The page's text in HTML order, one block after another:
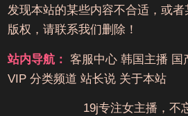
发现本站的某些内容不合适，或
版权，请联系我们删除！
站内导航： 客服中心 韩国主播 国
VIP 分类频道 站长说 关于本站
19j专注女主播，不